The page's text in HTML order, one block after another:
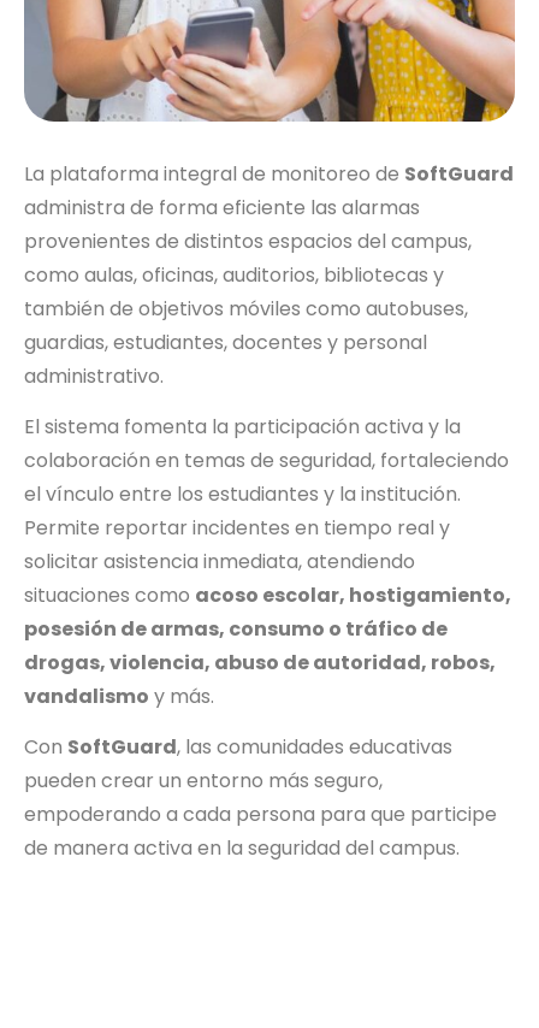
La plataforma integral de monitoreo de SoftGuard
administra de forma eficiente las alarmas
provenientes de distintos espacios del campus,
como aulas, oficinas, auditorios, bibliotecas y
también de objetivos móviles como autobuses,
guardias, estudiantes, docentes y personal
administrativo.
El sistema fomenta la participación activa y la
colaboración en temas de seguridad, fortaleciendo
el vínculo entre los estudiantes y la institución.
Permite reportar incidentes en tiempo real y
solicitar asistencia inmediata, atendiendo
situaciones como acoso escolar, hostigamiento,
posesión de armas, consumo o tráfico de
drogas, violencia, abuso de autoridad, robos,
vandalismo y más.
Con SoftGuard, las comunidades educativas
pueden crear un entorno más seguro,
empoderando a cada persona para que participe
de manera activa en la seguridad del campus.